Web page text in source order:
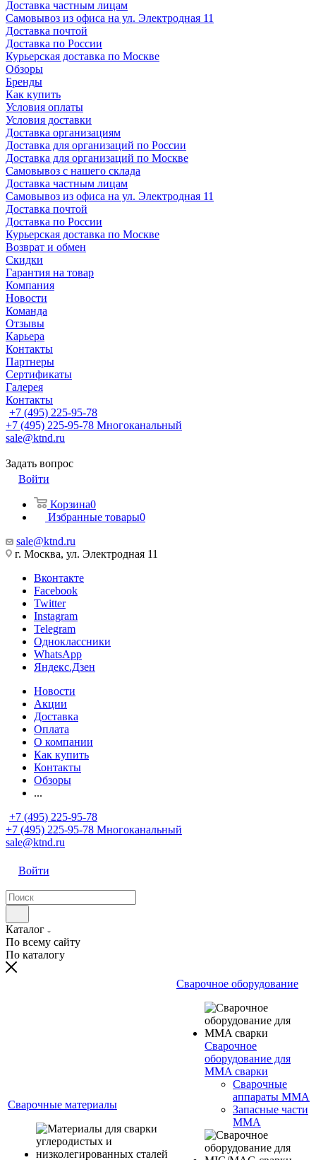
Доставка частным лицам
Самовывоз из офиса на ул. Электродная 11
Доставка почтой
Доставка по России
Курьерская доставка по Москве
Обзоры
Бренды
Как купить
Условия оплаты
Условия доставки
Доставка организациям
Доставка для организаций по России
Доставка для организаций по Москве
Самовывоз с нашего склада
Доставка частным лицам
Самовывоз из офиса на ул. Электродная 11
Доставка почтой
Доставка по России
Курьерская доставка по Москве
Возврат и обмен
Скидки
Гарантия на товар
Компания
Новости
Команда
Отзывы
Карьера
Контакты
Партнеры
Сертификаты
Галерея
Контакты
+7 (495) 225-95-78
+7 (495) 225-95-78 Многоканальный
sale@ktnd.ru
Задать вопрос
Войти
Корзина0
Избранные товары0
sale@ktnd.ru
г. Москва, ул. Электродная 11
Вконтакте
Facebook
Twitter
Instagram
Telegram
Одноклассники
WhatsApp
Яндекс.Дзен
Новости
Акции
Доставка
Оплата
О компании
Как купить
Контакты
Обзоры
...
+7 (495) 225-95-78
+7 (495) 225-95-78 Многоканальный
sale@ktnd.ru
Войти
Каталог
По всему сайту
По каталогу
Сварочные материалы
Сварочное оборудование
Сварочное
оборудование для
MMA сварки
Сварочные
аппараты MMA
Запасные части
MMA